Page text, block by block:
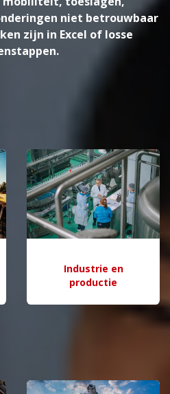
niet betrouwbaar
zijn in Excel of losse
Industrie en
productie